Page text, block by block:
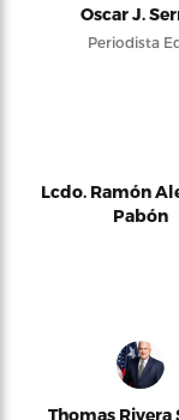
Oscar J.
Periodista
Lcdo. Ramón
Pabón
Thomas Rivera